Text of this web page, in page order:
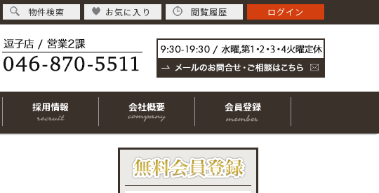
採用情報 会社概要 会員登録
物件検索 お気に入り 閲覧履歴 ログイン